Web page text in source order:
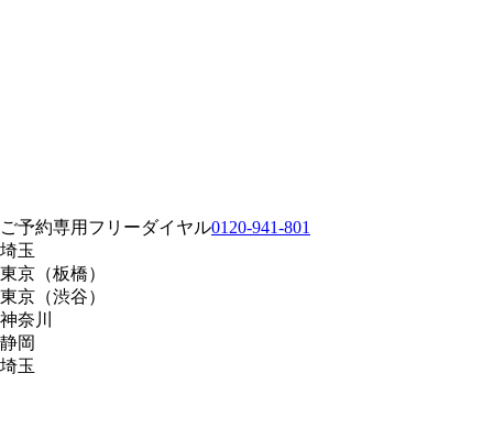
ご予約専用フリーダイヤル0120-941-801
埼玉
東京 （板橋）
東京 （渋谷）
神奈川
静岡
埼玉